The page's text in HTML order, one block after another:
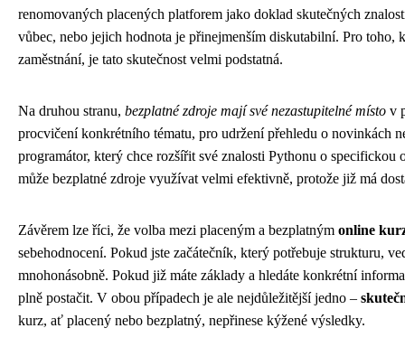
renomovaných placených platforem jako doklad skutečných
vůbec, nebo jejich hodnota je přinejmenším diskutabilní. Pro
zaměstnání, je tato skutečnost velmi podstatná.
Na druhou stranu, bezplatné zdroje mají své nezastupitelné místo v
procvičení konkrétního tématu, pro udržení přehledu o novinkách
programátor, který chce rozšířit své znalosti Pythonu o
může bezplatné zdroje využívat velmi efektivně, protože již má
Závěrem lze říci, že volba mezi placeným a bezplatným online
sebehodnocení. Pokud jste začátečník, který potřebuje strukturu,
mnohonásobně. Pokud již máte základy a hledáte konkrétní
plně postačit. V obou případech je ale nejdůležitější jedno –
kurz, ať placený nebo bezplatný, nepřinese kýžené výsledky.